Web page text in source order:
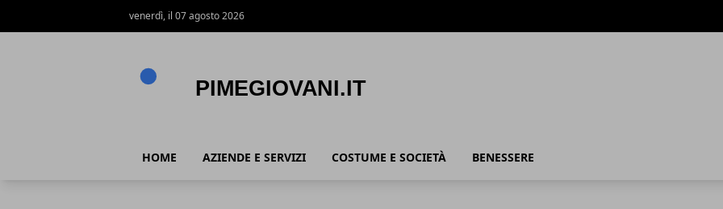
venerdì, il 07 agosto 2026
HOME AZIENDE E SERVIZI COSTUME E SOCIETÀ BENESSERE